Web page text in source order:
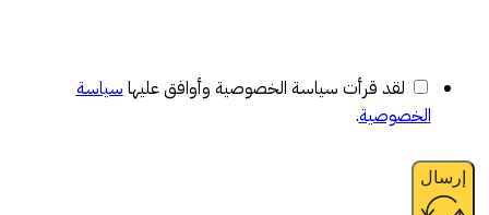
لقد قرأت سياسة الخصوصية وأوافق عليها سياسة
الخصوصية.
إرسال